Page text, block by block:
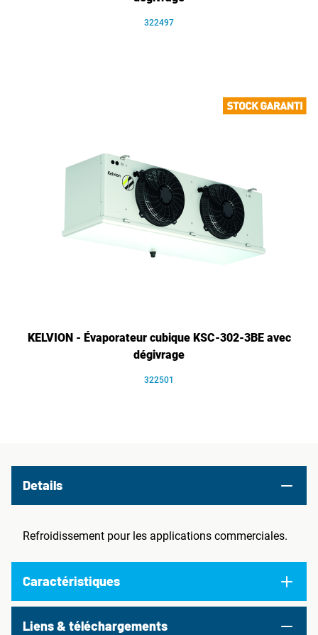
322497
KELVION - Évaporateur cubique KSC-302-3BE avec
dégivrage
322501
Details
Refroidissement pour les applications commerciales.
Caractéristiques
Liens & téléchargements